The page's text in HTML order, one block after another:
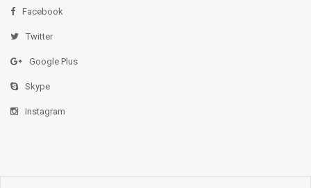
Facebook
Twitter
Google Plus
Skype
Instagram